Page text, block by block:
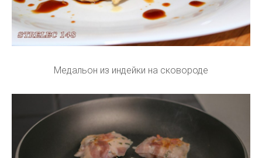
Медальон из индейки на сковороде